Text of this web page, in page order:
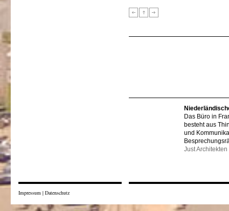
Das Büro in
besteht aus
und
Just Architekten
Impressum | Datenschutz